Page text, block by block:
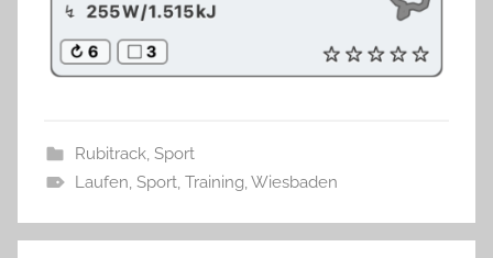
Rubitrack, Sport
Laufen, Sport, Training,Wiesbaden